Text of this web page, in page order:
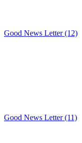
Good News Letter (12)
Good News Letter (11)